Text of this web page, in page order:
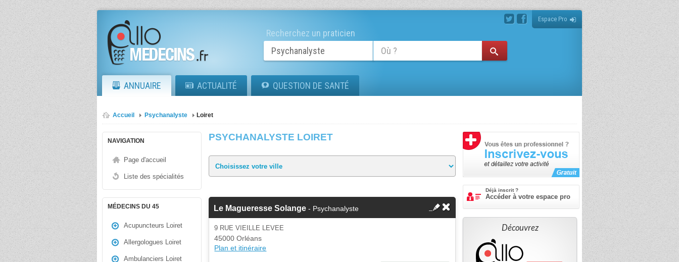
Espace Pro
Recherchez un praticien
ANNUAIRE ACTUALITÉ QUESTION DE SANTÉ
Accueil Psychanalyste Loiret
NAVIGATION
Page d'accueil
Liste des spécialités
MÉDECINS DU 45
Acupuncteurs Loiret
Allergologues Loiret
Ambulanciers Loiret
PSYCHANALYSTE LOIRET
Le Magueresse Solange - Psychanalyste
9 RUE VIEILLE LEVEE
45000 Orléans
Plan et itinéraire
Déjà inscrit ?
Accéder à votre espace pro
Découvrez